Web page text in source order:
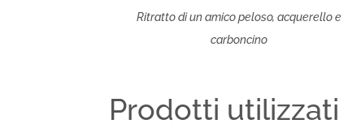
Ritratto di un amico peloso, acquerello e
carboncino
Prodotti